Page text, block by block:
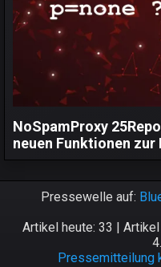
NoSpamProxy
neuen Funktionen zur
Pressewelle auf:
Artikel heute: 33 |
Pressemitteilung